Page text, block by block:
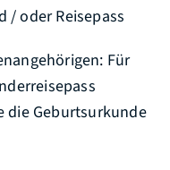
/ oder Reisepass
Für
die Geburtsurkunde